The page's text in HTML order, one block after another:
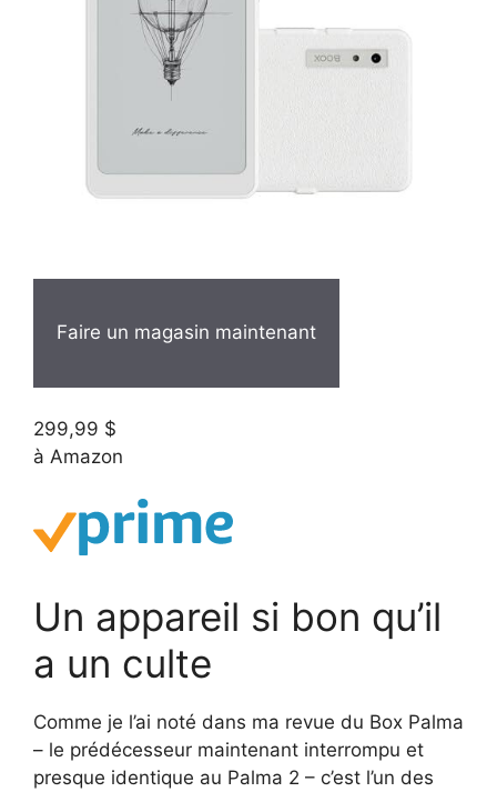
Faire un magasin maintenant
299,99 $
à Amazon
Un appareil si bon qu’il
a un culte
Comme je l’ai noté dans ma revue du Box Palma
– le prédécesseur maintenant interrompu et
presque identique au Palma 2 – c’est l’un des